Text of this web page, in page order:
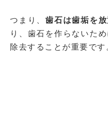
つまり、 歯石は歯垢を
り、歯石を作らないた
除去することが重要です